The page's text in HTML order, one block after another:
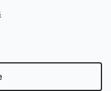
KOLEX